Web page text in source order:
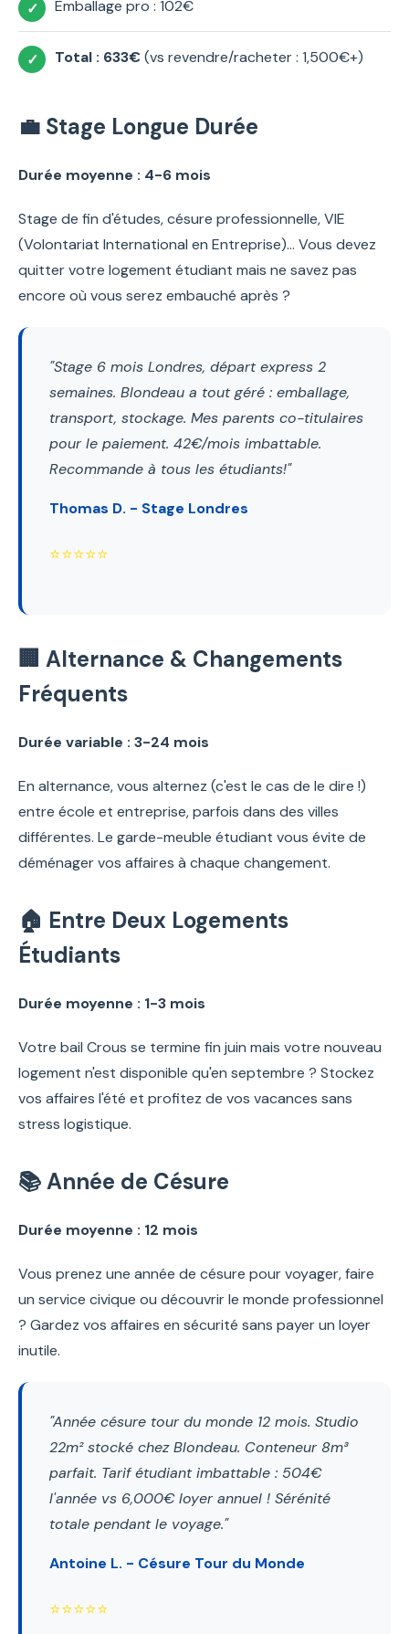
Emballage pro : 102€
Total : 633€ (vs revendre/racheter : 1,500€+)
💼 Stage Longue Durée
Durée moyenne : 4-6 mois
Stage de fin d'études, césure professionnelle, VIE
(Volontariat International en Entreprise)... Vous devez
quitter votre logement étudiant mais ne savez pas
encore où vous serez embauché après ?
"Stage 6 mois Londres, départ express 2
semaines. Blondeau a tout géré : emballage,
transport, stockage. Mes parents co-titulaires
pour le paiement. 42€/mois imbattable.
Recommande à tous les étudiants!"
Thomas D. - Stage Londres
⭐⭐⭐⭐⭐
🏢 Alternance & Changements
Fréquents
Durée variable : 3-24 mois
En alternance, vous alternez (c'est le cas de le dire !)
entre école et entreprise, parfois dans des villes
différentes. Le garde-meuble étudiant vous évite de
déménager vos affaires à chaque changement.
🏠 Entre Deux Logements
Étudiants
Durée moyenne : 1-3 mois
Votre bail Crous se termine fin juin mais votre nouveau
logement n'est disponible qu'en septembre ? Stockez
vos affaires l'été et profitez de vos vacances sans
stress logistique.
📚 Année de Césure
Durée moyenne : 12 mois
Vous prenez une année de césure pour voyager, faire
un service civique ou découvrir le monde professionnel
? Gardez vos affaires en sécurité sans payer un loyer
inutile.
"Année césure tour du monde 12 mois. Studio
22m² stocké chez Blondeau. Conteneur 8m³
parfait. Tarif étudiant imbattable : 504€
l'année vs 6,000€ loyer annuel ! Sérénité
totale pendant le voyage."
Antoine L. - Césure Tour du Monde
⭐⭐⭐⭐⭐